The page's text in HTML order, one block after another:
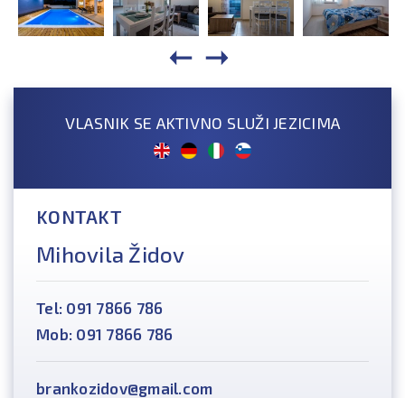
VLASNIK SE AKTIVNO SLUŽI JEZICIMA
KONTAKT
Mihovila Židov
Tel: 091 7866 786
Mob: 091 7866 786
brankozidov@gmail.com